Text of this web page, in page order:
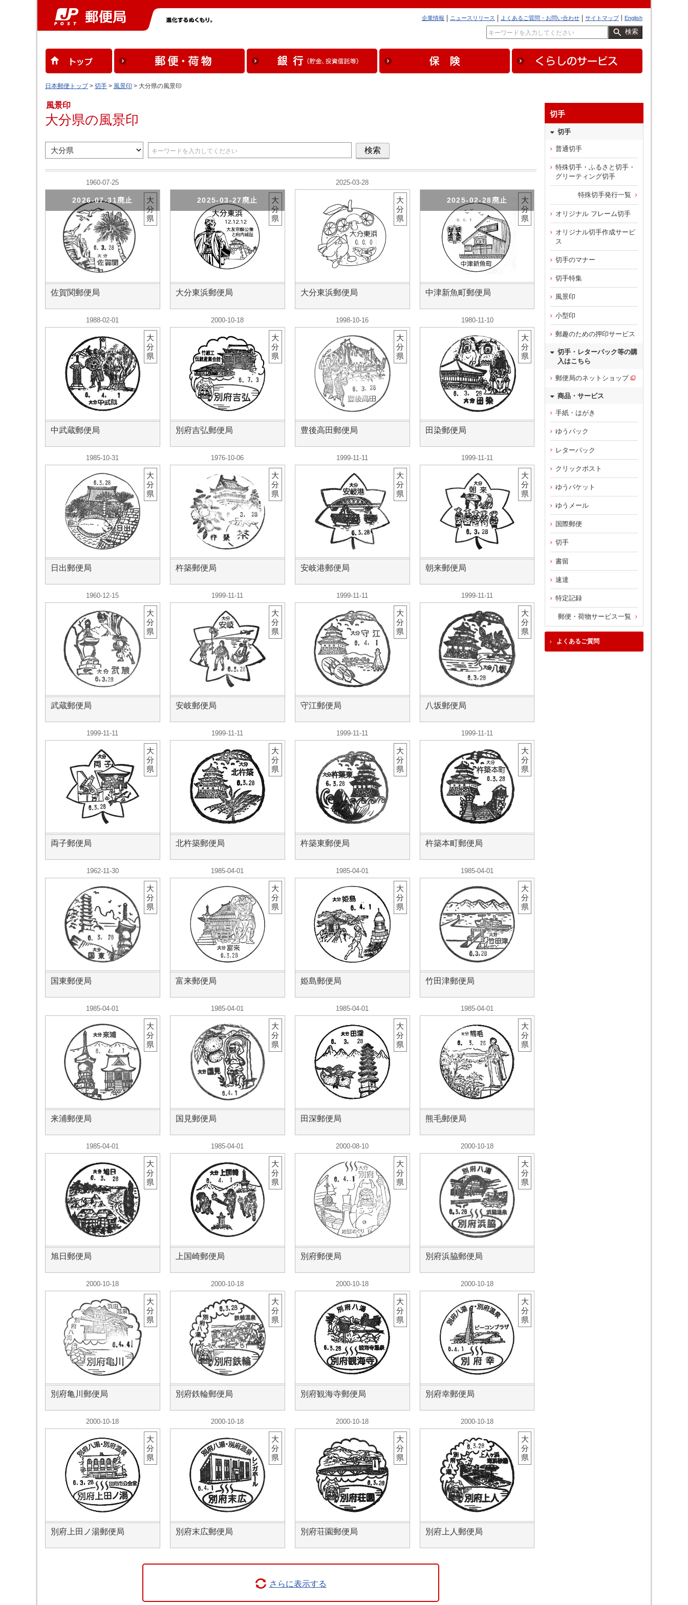
English
サイトマップ
よくあるご質問・お問い合わせ
ニュースリリース
企業情報
検索
日本郵便トップ> 切手 > 風景印 > 大分県の風景印
風景印
大分県の風景印
1960-07-25
佐賀関郵便局
2026-07-31廃止
大
分
県
大分東浜郵便局
2025-03-27廃止
大
分
県
2025-03-28
大分東浜郵便局
大
分
県
中津新魚町郵便局
2025-02-28廃止
大
分
県
1988-02-01
中武蔵郵便局
大
分
県
2000-10-18
別府吉弘郵便局
大
分
県
1998-10-16
豊後高田郵便局
大
分
県
1980-11-10
田染郵便局
大
分
県
1985-10-31
日出郵便局
大
分
県
1976-10-06
杵築郵便局
大
分
県
1999-11-11
安岐港郵便局
大
分
県
1999-11-11
朝来郵便局
大
分
県
1960-12-15
武蔵郵便局
大
分
県
1999-11-11
安岐郵便局
大
分
県
1999-11-11
守江郵便局
大
分
県
1999-11-11
八坂郵便局
大
分
県
1999-11-11
両子郵便局
大
分
県
1999-11-11
北杵築郵便局
大
分
県
1999-11-11
杵築東郵便局
大
分
県
1999-11-11
杵築本町郵便局
大
分
県
1962-11-30
国東郵便局
大
分
県
1985-04-01
富来郵便局
大
分
県
1985-04-01
姫島郵便局
大
分
県
1985-04-01
竹田津郵便局
大
分
県
1985-04-01
来浦郵便局
大
分
県
1985-04-01
国見郵便局
大
分
県
1985-04-01
田深郵便局
大
分
県
1985-04-01
熊毛郵便局
大
分
県
1985-04-01
旭日郵便局
大
分
県
1985-04-01
上国崎郵便局
大
分
県
2000-08-10
別府郵便局
大
分
県
2000-10-18
別府浜脇郵便局
大
分
県
2000-10-18
別府亀川郵便局
大
分
県
2000-10-18
別府鉄輪郵便局
大
分
県
2000-10-18
別府観海寺郵便局
大
分
県
2000-10-18
別府幸郵便局
大
分
県
2000-10-18
別府上田ノ湯郵便局
大
分
県
2000-10-18
別府末広郵便局
大
分
県
2000-10-18
別府荘園郵便局
大
分
県
2000-10-18
別府上人郵便局
大
分
県
さらに表示する
切手
切手
普通切手
特殊切手・ふるさと切手・
グリーティング切手
特殊切手発行一覧
オリジナル フレーム切手
オリジナル切手作成サービ
ス
切手のマナー
切手特集
風景印
小型印
郵趣のための押印サービス
切手・レターパック等の購
入はこちら
郵便局のネットショップ
商品・サービス
手紙・はがき
ゆうパック
レターパック
クリックポスト
ゆうパケット
ゆうメール
国際郵便
切手
書留
速達
特定記録
郵便・荷物サービス一覧
よくあるご質問